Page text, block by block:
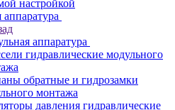
настройкой
аппаратура
гидравлические модульного
обратные и гидрозамки
монтажа
давления гидравлические